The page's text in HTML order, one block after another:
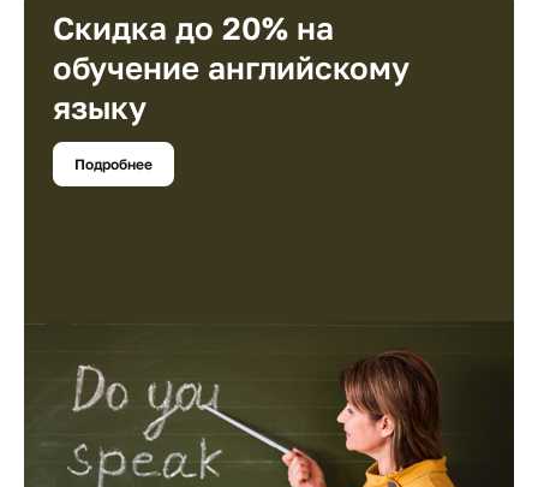
Скидка до 20% на
обучение английскому
языку
Подробнее